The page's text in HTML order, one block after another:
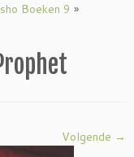
Boeken 9 »
Volgende →